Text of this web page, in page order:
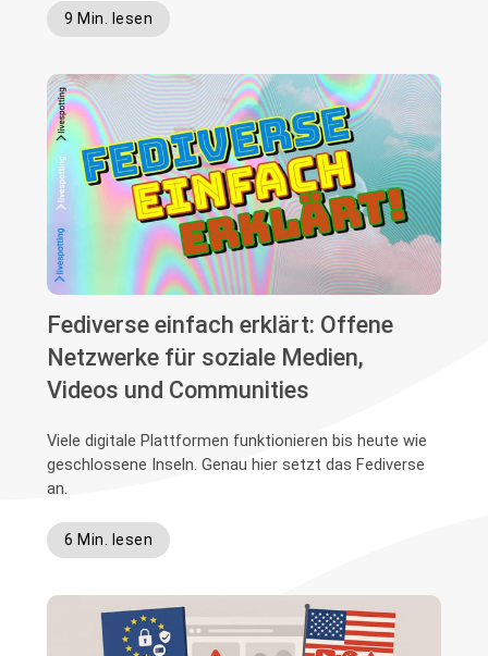
9 Min. lesen
Fediverse einfach erklärt: Offene
Netzwerke für soziale Medien,
Videos und Communities
Viele digitale Plattformen funktionieren bis heute wie
geschlossene Inseln. Genau hier setzt das Fediverse
an.
6 Min. lesen